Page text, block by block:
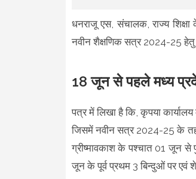
धनराजू एस, संचालक, राज्य
नवीन शैक्षणिक सत्र 2024-25 हेतु
18 जून से पहले मध्य
पत्र में लिखा है कि, कृपया
जिसमें नवीन सत्र 2024-25 के
ग्रीष्मावकाश के पश्चात 01 जून से
जून के पूर्व प्रथम 3 बिन्दुओं पर एवं